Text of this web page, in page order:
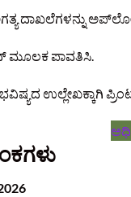
ದಾಖಲೆಗಳನ್ನು
ಮೂಲಕ ಪಾವತಿಸಿ.
ಉಲ್ಲೇಖಕ್ಕಾಗಿ